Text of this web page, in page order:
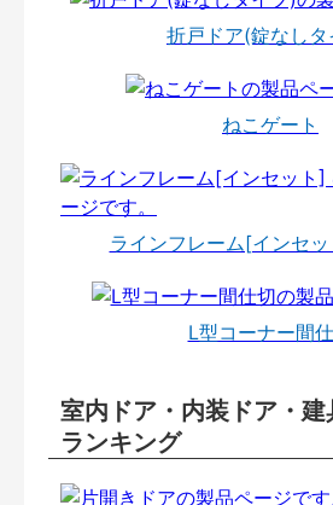
折戸ドア(錠なしタ
ねこゲート
ラインフレーム[インセ
L型コーナー間
室内ドア・内装ドア・
ランキング